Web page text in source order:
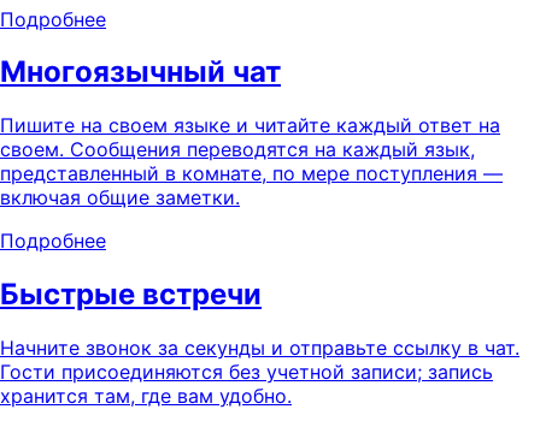
Подробнее
Многоязычный чат
Пишите на своем языке и читайте каждый ответ на
своем. Сообщения переводятся на каждый язык,
представленный в комнате, по мере поступления —
включая общие заметки.
Подробнее
Быстрые встречи
Начните звонок за секунды и отправьте ссылку в чат.
Гости присоединяются без учетной записи; запись
хранится там, где вам удобно.